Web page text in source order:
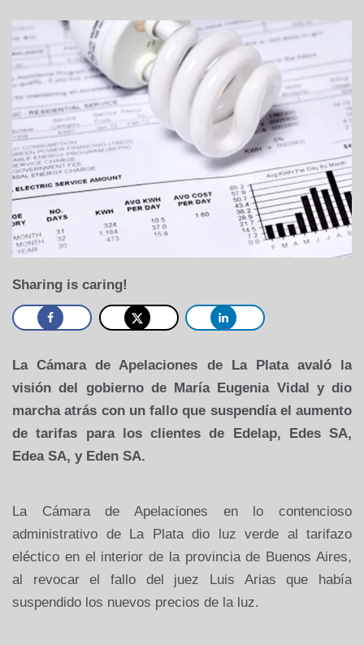
Sharing is caring!
La Cámara de Apelaciones de La Plata avaló la
visión del gobierno de María Eugenia Vidal y dio
marcha atrás con un fallo que suspendía el aumento
de tarifas para los clientes de Edelap, Edes SA,
Edea SA, y Eden SA.
La Cámara de Apelaciones en lo contencioso
administrativo de La Plata dio luz verde al tarifazo
eléctico en el interior de la provincia de Buenos Aires,
al revocar el fallo del juez Luis Arias que había
suspendido los nuevos precios de la luz.